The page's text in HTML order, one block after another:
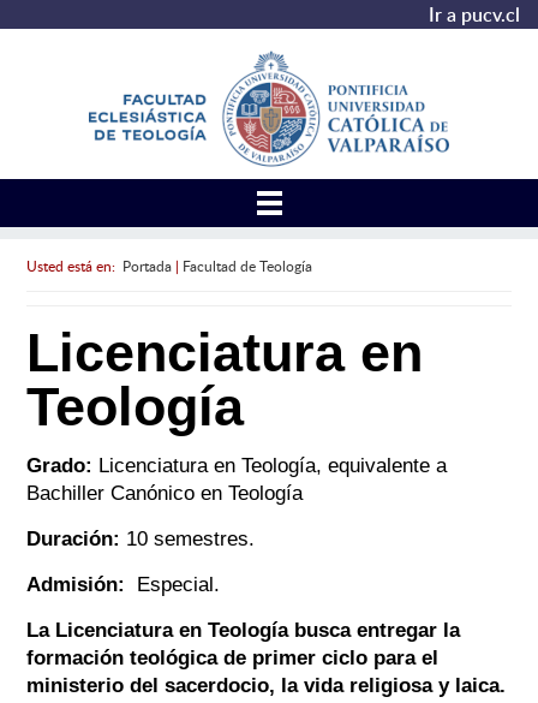
Ir a pucv.cl
Usted está en: Portada| Facultad de Teología
Licenciatura en
Teología
Grado: Licenciatura en Teología, equivalente a
Bachiller Canónico en Teología
Duración: 10 semestres.
Admisión:
Especial.
La Licenciatura en Teología busca entregar la
formación teológica de primer ciclo para el
ministerio del sacerdocio, la vida religiosa y laica.